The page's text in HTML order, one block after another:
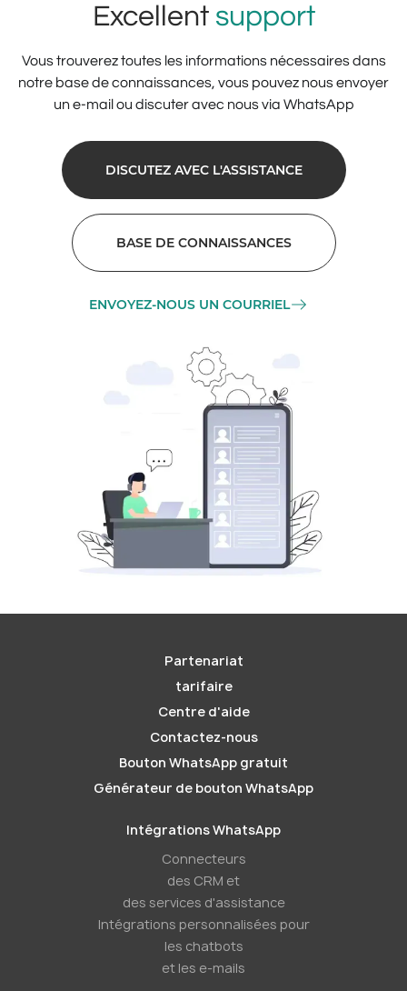
Excellent support
Vous trouverez toutes les informations nécessaires dans
notre base de connaissances, vous pouvez nous envoyer
un e-mail ou discuter avec nous via WhatsApp
DISCUTEZ AVEC L'ASSISTANCE
BASE DE CONNAISSANCES
ENVOYEZ-NOUS UN COURRIEL
Partenariat
tarifaire
Centre d'aide
Contactez-nous
Bouton WhatsApp gratuit
Générateur de bouton WhatsApp
Intégrations WhatsApp
Connecteurs
des CRM et
des services d'assistance
Intégrations personnalisées pour
les chatbots
et les e-mails